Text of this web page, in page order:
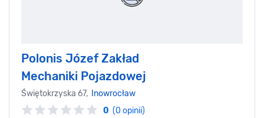
Polonis Józef Zakład
Mechaniki Pojazdowej
Świętokrzyska 67,
Inowrocław
0 (0 opinii)